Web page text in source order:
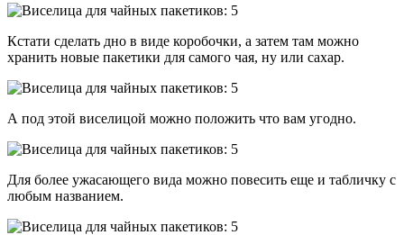
Кстати сделать дно в виде коробочки, а затем там можно
хранить новые пакетики для самого чая, ну или сахар.
А под этой виселицой можно положить что вам угодно.
Для более ужасающего вида можно повесить еще и табличку с
любым названием.